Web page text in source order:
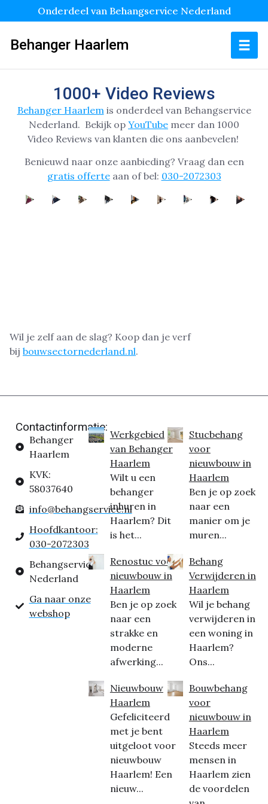
Onderdeel van Behangservice Nederland
Behanger Haarlem
1000+ Video Reviews
Behanger Haarlemis onderdeel van Behangservice
Nederland. Bekijk op YouTube meer dan 1000
Video Reviews van klanten die ons aanbevelen!
Benieuwd naar onze aanbieding? Vraag dan een
gratis offerteaan of bel: 030-2072303
Wil je zelf aan de slag? Koop dan je verf
bij bouwsectornederland.nl.
Contactinformatie:
Behanger
Haarlem
KVK:
58037640
info@behangservice.nl
Hoofdkantoor:
030-2072303
Behangservice
Nederland
Ga naar onze
webshop
Werkgebied
van Behanger
Haarlem
Wilt u een
behanger
inhuren in
Haarlem? Dit
is het...
Renostuc voor
nieuwbouw in
Haarlem
Ben je op zoek
naar een
strakke en
moderne
afwerking...
Nieuwbouw
Haarlem
Gefeliciteerd
met je bent
uitgeloot voor
nieuwbouw
Haarlem! Een
nieuw...
Stucbehang
voor
nieuwbouw in
Haarlem
Ben je op zoek
naar een
manier om je
muren...
Behang
Verwijderen in
Haarlem
Wil je behang
verwijderen in
een woning in
Haarlem?
Ons...
Bouwbehang
voor
nieuwbouw in
Haarlem
Steeds meer
mensen in
Haarlem zien
de voordelen